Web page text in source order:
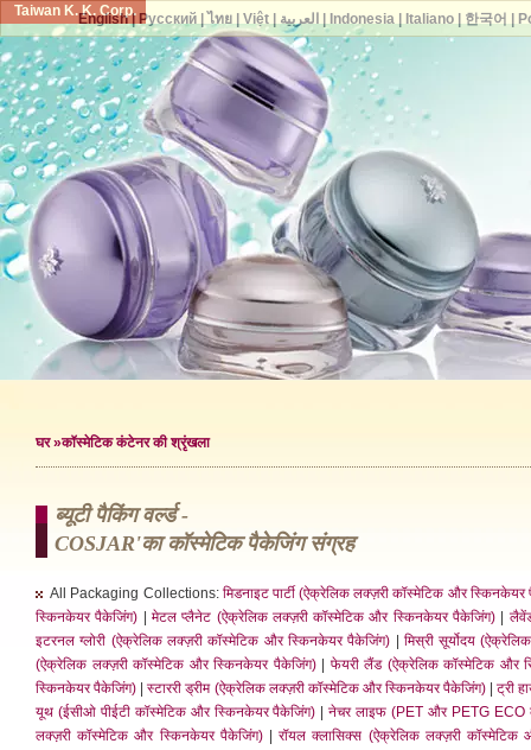
Taiwan K. K. Corp.
घर»कॉस्मेटिक कंटेनर की श्रृंखला
ब्यूटी पैकिंग वर्ल्ड -
COSJAR'का कॉस्मेटिक पैकेजिंग संग्रह
All Packaging Collections: मिडनाइट पार्टी (ऐक्रेलिक लक्ज़री कॉस्मेटिक और स्किनकेयर
स्किनकेयर पैकेजिंग)
मेटल प्लैनेट (ऐक्रेलिक लक्ज़री कॉस्मेटिक और स्किनकेयर पैकेजिंग)
इटरनल ग्लोरी (ऐक्रेलिक लक्ज़री कॉस्मेटिक और स्किनकेयर पैकेजिंग)
मिस्री सूर्योदय
(ऐक्रेलिक लक्ज़री कॉस्मेटिक और स्किनकेयर पैकेजिंग)| फेयरी लैंड (ऐक्रेलिक कॉस्मेटिक और
स्किनकेयर पैकेजिंग) |स्टाररी ड्रीम (ऐक्रेलिक लक्ज़री कॉस्मेटिक और स्किनकेयर पैकेजिंग)|ट्री
यूथ (ईसीओ पीईटी कॉस्मेटिक और स्किनकेयर पैकेजिंग) |नेचर लाइफ (PET और PETG ECO
लक्ज़री कॉस्मेटिक और स्किनकेयर पैकेजिंग)|रॉयल क्लासिक्स (ऐक्रेलिक लक्ज़री
English| Русский| ไทย| Việt| العربية Indonesia| Italiano| 한국어